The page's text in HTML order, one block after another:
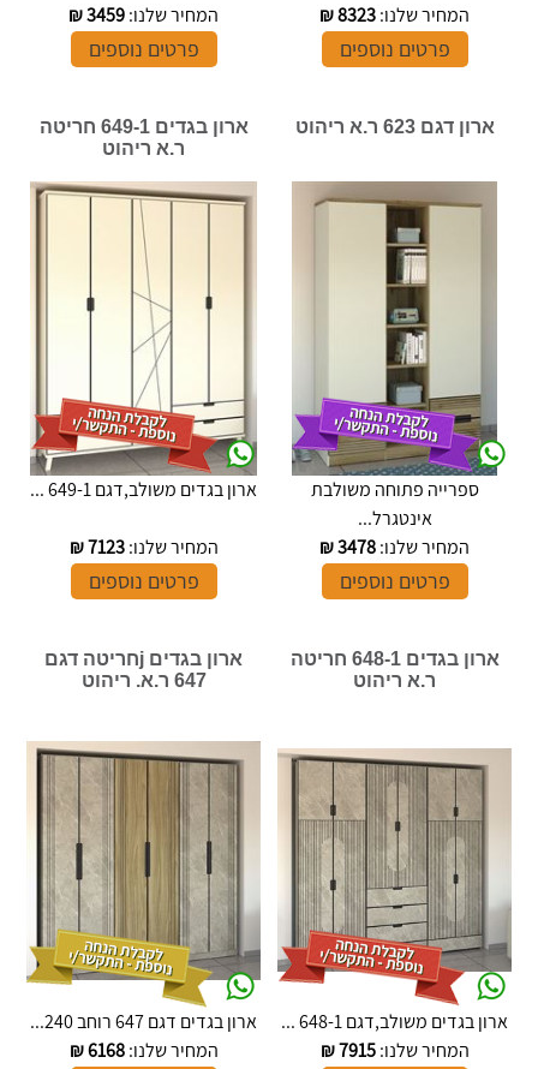
המחיר שלנו:8323
₪
פרטים נוספים
המחיר שלנו:3459
₪
פרטים נוספים
ארון דגם 623 ר.א ריהוט
ספרייה פתוחה משולבת
אינטגרל...
המחיר שלנו:3478
₪
פרטים נוספים
ארון בגדים 649-1 חריטה
ר.א ריהוט
ארון בגדים משולב,דגם 649-1 ...
המחיר שלנו:7123
₪
פרטים נוספים
ארון בגדים 648-1 חריטה
ר.א ריהוט
ארון בגדים משולב,דגם 648-1 ...
המחיר שלנו:7915
₪
ארון בגדים jחריטה דגם
647 ר.א. ריהוט
ארון בגדים דגם 647 רוחב 240...
המחיר שלנו:6168
₪